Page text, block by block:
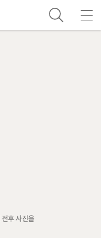
후 사진을